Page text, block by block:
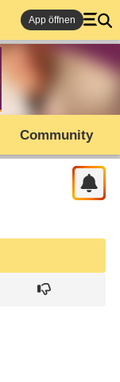
App öffnen
Community